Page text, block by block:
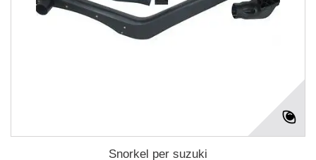
Snorkel per suzuki